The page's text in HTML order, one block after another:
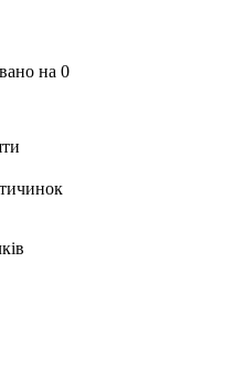
на 0